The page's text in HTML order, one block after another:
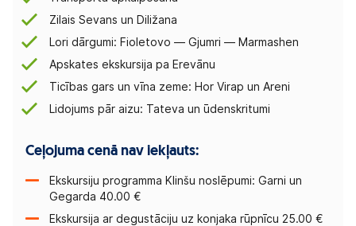
Zilais Sevans un Diližana
Lori dārgumi: Fioletovo — Gjumri — Marmashen
Apskates ekskursija pa Erevānu
Ticības gars un vīna zeme: Hor Virap un Areni
Lidojums pār aizu: Tateva un ūdenskritumi
Ceļojuma cenā nav iekļauts:
Ekskursiju programma Klinšu noslēpumi: Garni un
Gegarda 40.00 €
Ekskursija ar degustāciju uz konjaka rūpnīcu 25.00 €